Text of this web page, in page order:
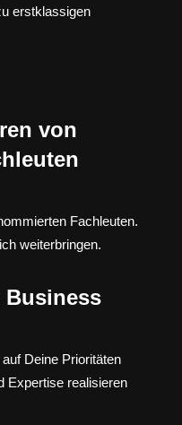
erstklassigen
von
Fachleuten.
weiterbringen.
Business
Deine Prioritäten
Expertise realisieren